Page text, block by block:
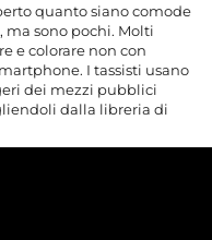
quanto siano comode
ma sono pochi. Molti
e colorare non con
I tassisti usano
dei mezzi pubblici
dalla libreria di